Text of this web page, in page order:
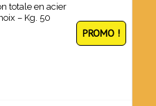
totale en acier
– Kg. 50
PROMO !